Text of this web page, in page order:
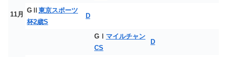
11月
GⅡ 東京スポーツ
杯2歳S
D
GⅠ マイルチャン
CS
D